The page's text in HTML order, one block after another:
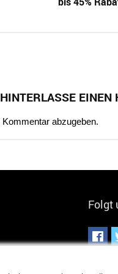
HINTERLASSE EINEN
abzugeben.
Folgt